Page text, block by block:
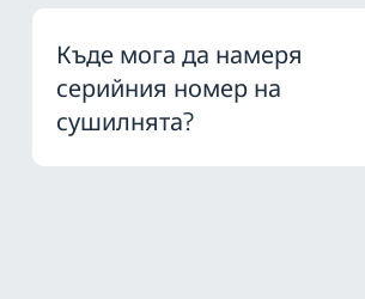
Къде мога да намеря
серийния номер на
сушилнята?